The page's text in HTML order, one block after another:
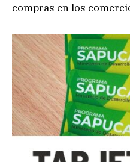
compras en los